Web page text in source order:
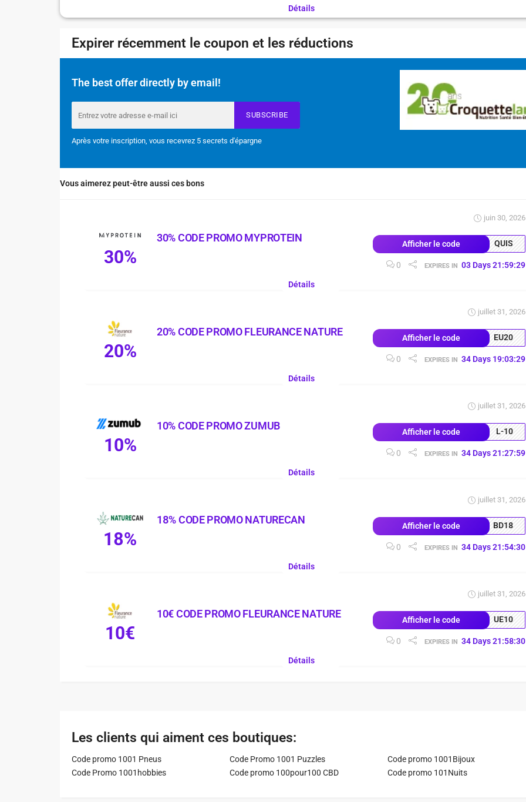
Détails
Expirer récemment le coupon et les réductions
The best offer directly by email!
SUBSCRIBE
Après votre inscription, vous recevrez 5 secrets d'épargne
Vous aimerez peut-être aussi ces bons
30%
30% CODE PROMO MYPROTEIN
juin 30, 2026
Afficher le code QUIS
0 EXPIRES IN 03 Days 21:59:29
Détails
20%
20% CODE PROMO FLEURANCE NATURE
juillet 31, 2026
Afficher le code EU20
0 EXPIRES IN 34 Days 19:03:29
Détails
10%
10% CODE PROMO ZUMUB
juillet 31, 2026
Afficher le code L-10
0 EXPIRES IN 34 Days 21:27:59
Détails
18%
18% CODE PROMO NATURECAN
juillet 31, 2026
Afficher le code BD18
0 EXPIRES IN 34 Days 21:54:30
Détails
10€
10€ CODE PROMO FLEURANCE NATURE
juillet 31, 2026
Afficher le code UE10
0 EXPIRES IN 34 Days 21:58:30
Détails
Les clients qui aiment ces boutiques:
Code promo 1001 Pneus Code Promo 1001 Puzzles
Code promo 1001Bijoux
Code Promo 1001hobbies
Code promo 100pour100 CBD Code promo 101Nuits